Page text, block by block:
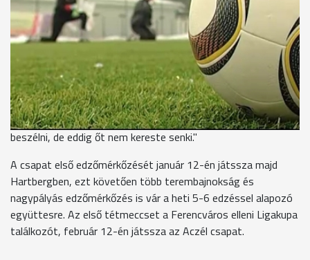
Korábban a klub és Aczél Zoltán is utalt már rá, hogy 3-4
poszton erősítene a Haladás. Az újakon kívül az Angliában
mellőzött, válogatott futballista, a Szombathelyen nevelkedő
Halmosi Péter neve is felmerült.
Halmosi Péter labdarúgó
"Holnap beülök az autómba, hazamegyek, akkor már lehet
velem beszélni, az anyagiakról úgyis a menedzseremmel kell
beszélni, de eddig őt nem kereste senki."
A csapat első edzőmérkőzését január 12-én játssza majd
Hartbergben, ezt követően több terembajnokság és
nagypályás edzőmérkőzés is vár a heti 5-6 edzéssel alapozó
együttesre. Az első tétmeccset a Ferencváros elleni Ligakupa
találkozót, február 12-én játssza az Aczél csapat.